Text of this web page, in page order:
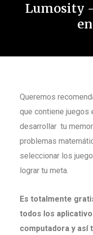
Lumosity
Queremos
que contiene juegos
desarrollar tu
problemas
seleccionar los
lograr tu meta.
Es totalmente
todos los
computadora y así